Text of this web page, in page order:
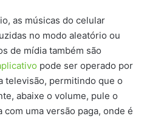
as músicas do celular
no modo aleatório ou
de mídia também são
pode ser operado por
televisão, permitindo que o
abaixe o volume, pule o
com uma versão paga, onde é